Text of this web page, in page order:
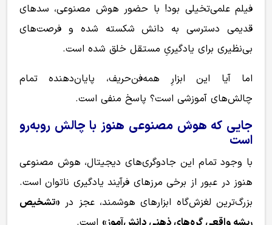
فیلم علمی‌تخیلی بود! با حضور هوش مصنوعی، سدهای
قدیمی دسترسی به دانش شکسته شده و فرصت‌های
بی‌نظیری برای یادگیریِ مستقل خلق شده است.
اما آیا این ابزارِ همه‌فن‌حریف، پایان‌دهنده تمام
چالش‌های آموزشی است؟ پاسخ منفی است.
جایی که هوش مصنوعی هنوز با چالش روبه‌رو
است
با وجود تمام این جادوگری‌های دیجیتال، هوش مصنوعی
هنوز در عبور از برخی مرزهای فرآیند یادگیری ناتوان است.
بزرگ‌ترین لغزش‌گاه ابزارهای هوشمند، عجز در «تشخیص